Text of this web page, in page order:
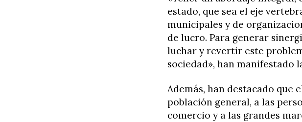
estado, que sea el eje
municipales y de
de lucro. Para generar
luchar y revertir este
sociedad», han manifestado
Además, han destacado que
población general, a las
comercio y a las grandes